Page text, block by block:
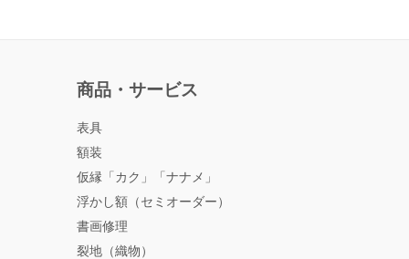
商品・サービス
表具
額装
仮縁「カク」「ナナメ」
浮かし額（セミオーダー）
書画修理
裂地（織物）